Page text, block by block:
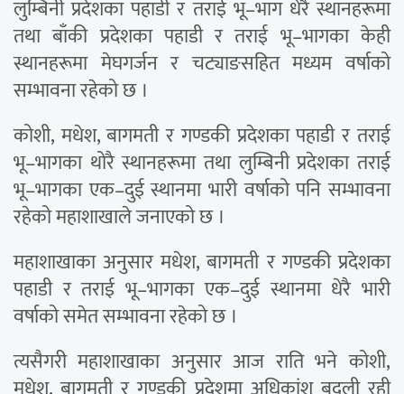
लुम्बिनी प्रदेशका पहाडी र तराई भू–भाग धेरै स्थानहरूमा
तथा बाँकी प्रदेशका पहाडी र तराई भू–भागका केही
स्थानहरूमा मेघगर्जन र चट्याङसहित मध्यम वर्षाको
सम्भावना रहेको छ ।
कोशी, मधेश, बागमती र गण्डकी प्रदेशका पहाडी र तराई
भू–भागका थोरै स्थानहरूमा तथा लुम्बिनी प्रदेशका तराई
भू–भागका एक–दुई स्थानमा भारी वर्षाको पनि सम्भावना
रहेको महाशाखाले जनाएको छ ।
महाशाखाका अनुसार मधेश, बागमती र गण्डकी प्रदेशका
पहाडी र तराई भू–भागका एक–दुई स्थानमा धेरै भारी
वर्षाको समेत सम्भावना रहेको छ ।
त्यसैगरी महाशाखाका अनुसार आज राति भने कोशी,